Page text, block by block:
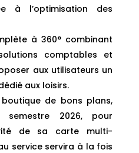
à l’optimisation des
à 360° combinant
comptables et
aux utilisateurs un
aux loisirs.
boutique de bons plans,
2026, pour
de sa carte multi-
service servira à la fois